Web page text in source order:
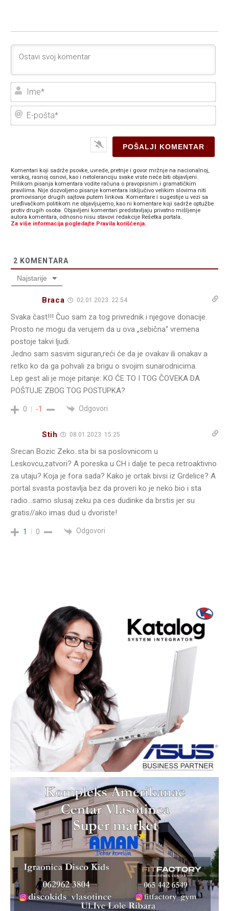
E-
Komentari koji sadrže psovke, uvrede, pretnje i govor mržnje na nacionalnoj,
verskoj, rasnoj osnovi, kao i netoleranciju svake vrste neće biti objavljeni.
Prilikom pisanja komentara vodite računa o pravopisnim i gramatičkim
pravilima. Nije dozvoljeno pisanje komentara isključivo velikim slovima niti
promovisanje drugih sajtova putem linkova. Komentare i sugestije u vezi sa
uređivačkom politikom ne objavljujemo, kao ni komentare koji sadrže optužbe
protiv drugih osoba. Objavljeni komentari predstavljaju privatno mišljenje
autora komentara, odnosno nisu stavovi redakcije Rešetka portala.
Za više informacija pogledajte Pravila korišćenja.
2 KOMENTARA
Najstarije
Braca 02.01.2023. 22:54
Svaka čast!!! Čuo sam za tog privrednik i njegove donacije.
Prosto ne mogu da verujem da u ova „sebična“ vremena
postoje takvi ljudi.
Jedno sam sasvim siguran,reći će da je ovakav ili onakav a
retko ko da ga pohvali za brigu o svojim sunarodnicima.
Lep gest ali je moje pitanje: KO ĆE TO I TOG ČOVEKA DA
POŠTUJE ZBOG TOG POSTUPKA?
0 -1 Odgovori
Stih 08.01.2023. 15:25
Srecan Bozic Zeko..sta bi sa poslovnicom u
Leskovcu,zatvori? A poreska u CH i dalje te peca retroaktivno
za utaju? Koja je fora sada? Kako je ortak bivsi iz Grdelice? A
portal svasta postavlja bez da proveri ko je neko bio i sta
radio…samo slusaj zeku pa ces dudinke da brstis jer su
gratis//ako imas dud u dvoriste!
1 0 Odgovori